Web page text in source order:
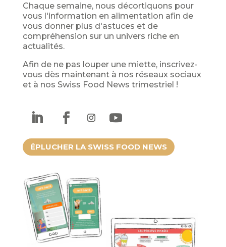
Chaque semaine, nous décortiquons pour
vous l'information en alimentation afin de
vous donner plus d'astuces et de
compréhension sur un univers riche en
actualités.
Afin de ne pas louper une miette, inscrivez-
vous dès maintenant à nos réseaux sociaux
et à nos Swiss Food News trimestriel !
ÉPLUCHER LA SWISS FOOD NEWS